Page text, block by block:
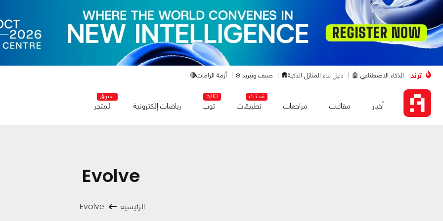
ترند الذكاء الاصطناعي 🤖 دليل بناء المنازل الذكية🛖 صيف وتبريد ❄️ أزمة الرامات🔴
أخبار مقالات مراجعات
مُحدّث
تطبيقات
5/10
توب رياضات إلكترونية
تسوق
المتجر
Evolve
الرئيسية Evolve